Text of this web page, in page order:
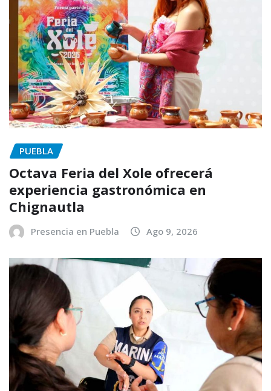
PUEBLA
Octava Feria del Xole ofrecerá
experiencia gastronómica en
Chignautla
Presencia en Puebla Ago 9, 2026